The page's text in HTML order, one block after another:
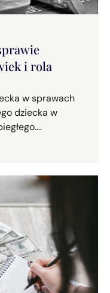
i rola
w sprawach
dziecka w